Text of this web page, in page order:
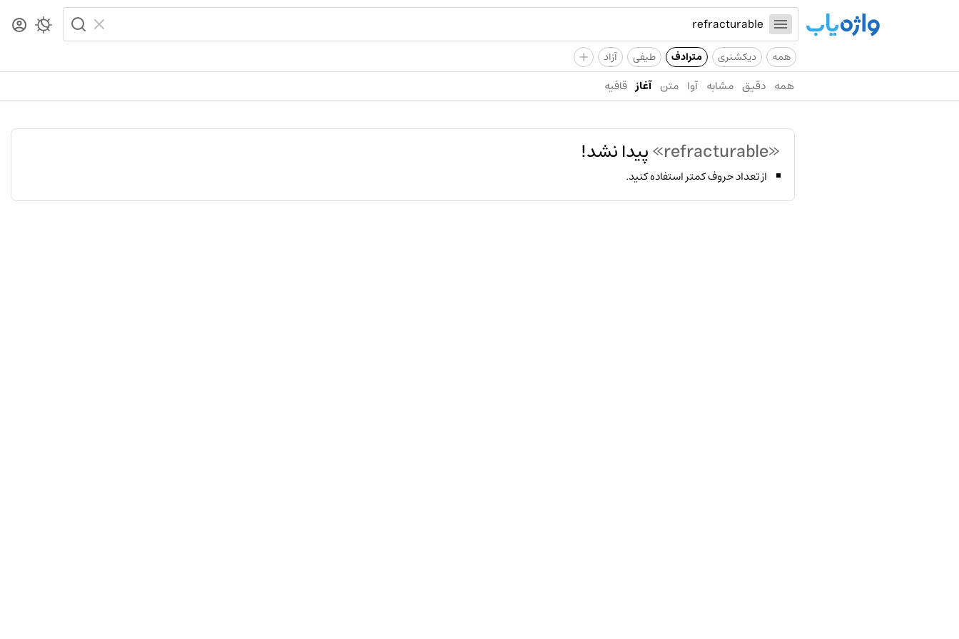
همه دیکشنری مترادف طیفی آزاد +
همه دقیق مشابه آوا متن آغاز قافیه
«refracturable» پیدا نشد!
از تعداد حروف کمتر استفاده کنید.